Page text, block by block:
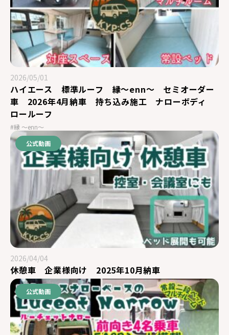
2026/05/01
ハイエース 標準ルーフ 縁～enn～ セミオーダー
車 2026年4月納車 持ち込み施工 ナローボディ
ロールーフ
#縁 ～enn～
公式動画
2026/04/04
休憩車 企業様向け 2025年10月納車
公式動画